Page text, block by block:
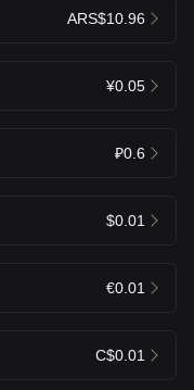
ARS$10.96
¥0.05
₽0.6
$0.01
€0.01
C$0.01